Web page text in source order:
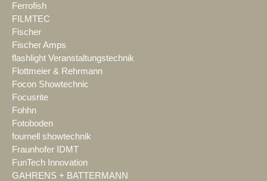
Ferrofish
FILMTEC
Fischer
Fischer Amps
flashlight Veranstaltungstechnik
Flottmeier & Rehrmann
Focon Showtechnic
Focusrite
Fohhn
Fotoboden
fournell showtechnik
Fraunhofer IDMT
FunTech Innovation
GAHRENS + BATTERMANN